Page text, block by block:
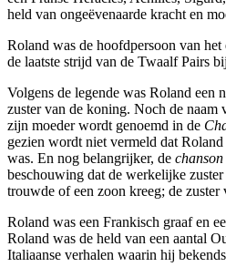
held van ongeëvenaarde kracht en
Roland was de hoofdpersoon van het
de laatste strijd van de Twaalf Pairs
Volgens de legende was Roland een
zuster van de koning. Noch de naam
zijn moeder wordt genoemd in de
gezien wordt niet vermeld dat
was. En nog belangrijker, de chanson
beschouwing dat de werkelijke
trouwde of een zoon kreeg; de
Roland was een Frankisch graaf en
Roland was de held van een aantal
Italiaanse verhalen waarin hij